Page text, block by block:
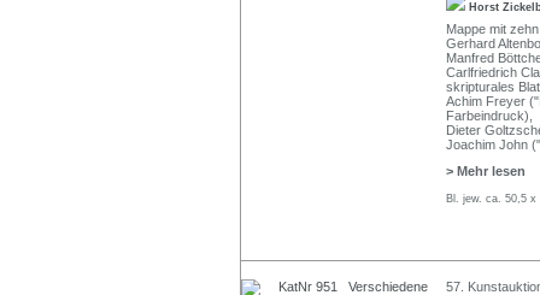
Horst
Mappe mit
Gerhard
Manfred
Carlfriedrich
skripturales
Achim Freyer
Farbeindruck),
Dieter
Joachim John
> Mehr lesen
Bl. jew. ca. 50,5
57.